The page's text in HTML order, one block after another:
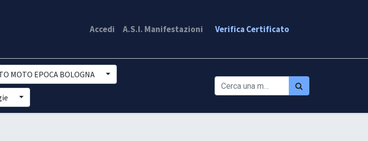
Accedi A.S.I. Manifestazioni Verifica Certificato
MOTO EPOCA BOLOGNA